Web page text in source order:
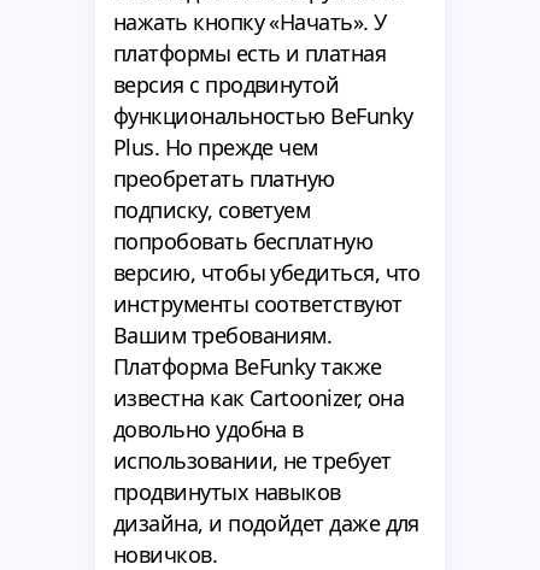
нажать кнопку «Начать». У
платформы есть и платная
версия с продвинутой
функциональностью BeFunky
Plus. Но прежде чем
преобретать платную
подписку, советуем
попробовать бесплатную
версию, чтобы убедиться, что
инструменты соответствуют
Вашим требованиям.
Платформа BeFunky также
известна как Cartoonizer, она
довольно удобна в
использовании, не требует
продвинутых навыков
дизайна, и подойдет даже для
новичков.